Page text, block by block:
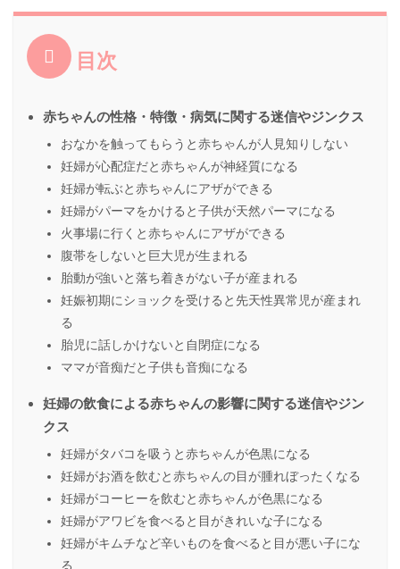
目次
赤ちゃんの性格・特徴・病気に関する迷信やジンクス
おなかを触ってもらうと赤ちゃんが人見知りしない
妊婦が心配症だと赤ちゃんが神経質になる
妊婦が転ぶと赤ちゃんにアザができる
妊婦がパーマをかけると子供が天然パーマになる
火事場に行くと赤ちゃんにアザができる
腹帯をしないと巨大児が生まれる
胎動が強いと落ち着きがない子が産まれる
妊娠初期にショックを受けると先天性異常児が産まれ
る
胎児に話しかけないと自閉症になる
ママが音痴だと子供も音痴になる
妊婦の飲食による赤ちゃんの影響に関する迷信やジン
クス
妊婦がタバコを吸うと赤ちゃんが色黒になる
妊婦がお酒を飲むと赤ちゃんの目が腫れぼったくなる
妊婦がコーヒーを飲むと赤ちゃんが色黒になる
妊婦がアワビを食べると目がきれいな子になる
妊婦がキムチなど辛いものを食べると目が悪い子にな
る